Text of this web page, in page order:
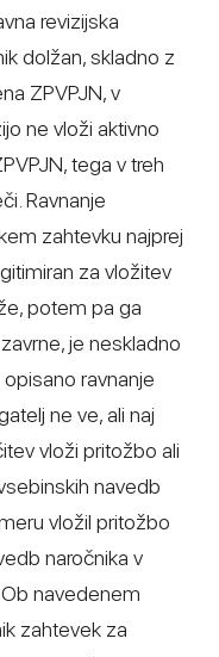
revizijska
dolžan, skladno z
ZPVPJN, v
ne vloži aktivno
tega v treh
Ravnanje
zahtevku najprej
za vložitev
potem pa ga
je neskladno
ravnanje
ne ve, ali naj
vloži pritožbo ali
navedb
vložil pritožbo
naročnika v
navedenem
zahtevek za